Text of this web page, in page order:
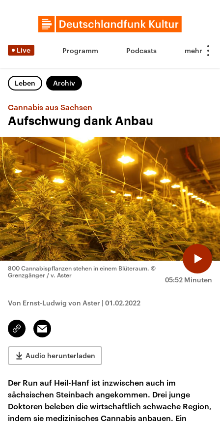
Live Programm Podcasts
Leben Archiv
Cannabis aus Sachsen
Aufschwung dank Anbau
05:52 Minuten
800 Cannabispflanzen stehen in einem Blüteraum. ©
Grenzgänger / v. Aster
Von Ernst-Ludwig von Aster | 01.02.2022
Link
kopieren/teilen
Email
Audio herunterladen
Der Run auf Heil-Hanf ist inzwischen auch im
sächsischen Steinbach angekommen. Drei junge
Doktoren beleben die wirtschaftlich schwache Region,
indem sie medizinisches Cannabis anbauen. Ein